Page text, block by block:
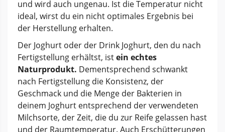
und wird auch ungenau. Ist die Temperatur nicht
ideal, wirst du ein nicht optimales Ergebnis bei
der Herstellung erhalten.
Der Joghurt oder der Drink Joghurt, den du nach
Fertigstellung erhältst, istein echtes
Naturprodukt. Dementsprechend schwankt
nach Fertigstellung die Konsistenz, der
Geschmack und die Menge der Bakterien in
deinem Joghurt entsprechend der verwendeten
Milchsorte, der Zeit, die du zur Reife gelassen hast
und der Raumtemperatur. Auch Erschütterungen